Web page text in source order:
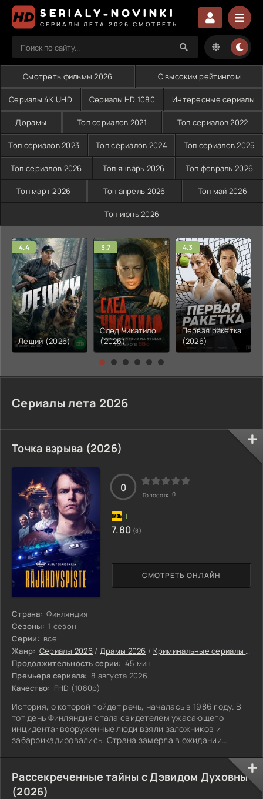
SERIALY-NOVINKI
СЕРИАЛЫ ЛЕТА 2026 СМОТРЕТЬ
Смотреть фильмы 2026 С высоким рейтингом
Сериалы 4K UHD Сериалы HD 1080 Интересные сериалы
Дорамы Топ сериалов 2021 Топ сериалов 2022
Топ сериалов 2023 Топ сериалов 2024 Топ сериалов 2025
Топ сериалов 2026 Топ январь 2026 Топ февраль 2026
Топ март 2026 Топ апрель 2026 Топ май 2026
Топ июнь 2026
4.4
Леший (2026)
3.7
След Чикатило
(2026)
4.3
Первая ракетка
(2026)
Сериалы лета 2026
Точка взрыва (2026)
Страна: Финляндия
Сезоны: 1 сезон
Серии: все
Жанр: Сериалы 2026 / Драмы 2026 / Криминальные сериалы 2026
Продолжительность серии: 45 мин
Премьера сериала: 8 августа 2026
Качество: FHD (1080p)
История, о которой пойдет речь, началась в 1986 году. В
тот день Финляндия стала свидетелем ужасающего
инцидента: вооруженные люди взяли заложников и
забаррикадировались. Страна замерла в ожидании
СМОТРЕТЬ ОНЛАЙН
0
Голосов: 0
7.80 (8)
Рассекреченные тайны с Дэвидом Духовны
(2026)